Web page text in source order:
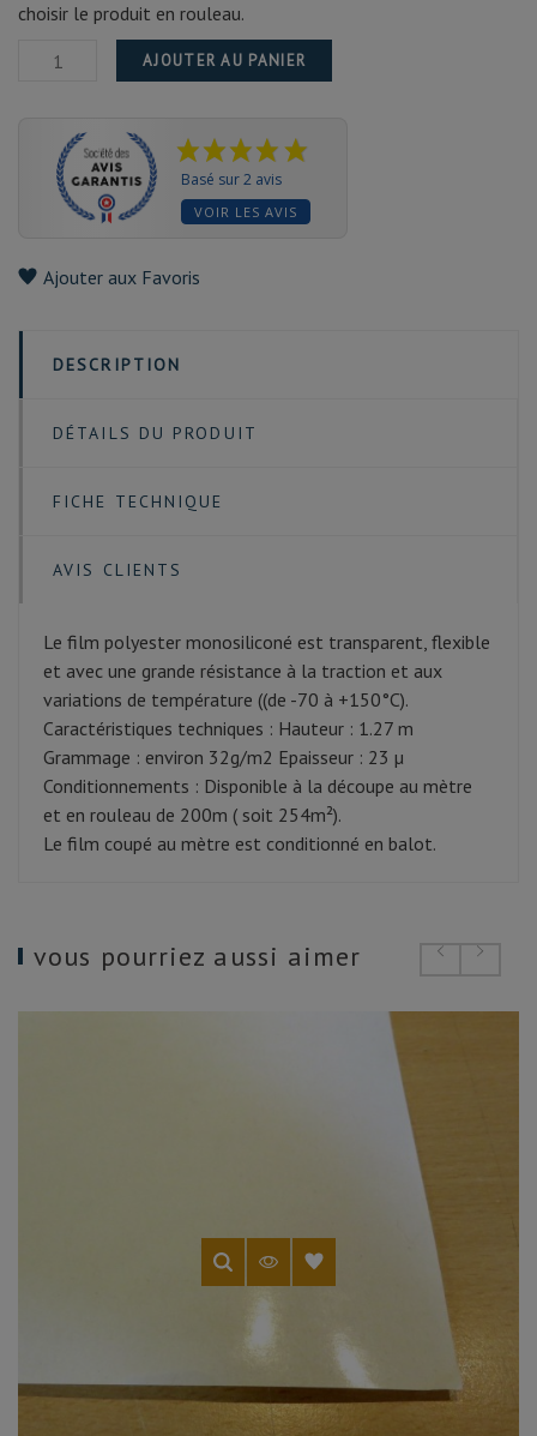
choisir le produit en rouleau.
AJOUTER AU PANIER
Basé sur 2 avis
VOIR LES AVIS
Ajouter aux Favoris
DESCRIPTION
DÉTAILS DU PRODUIT
FICHE TECHNIQUE
AVIS CLIENTS
Le film polyester monosiliconé est transparent, flexible
et avec une grande résistance à la traction et aux
variations de température ((de -70 à +150°C).
Caractéristiques techniques : Hauteur : 1.27 m
Grammage : environ 32g/m2 Epaisseur : 23 µ
Conditionnements : Disponible à la découpe au mètre
et en rouleau de 200m ( soit 254m²).
Le film coupé au mètre est conditionné en balot.
vous pourriez aussi aimer